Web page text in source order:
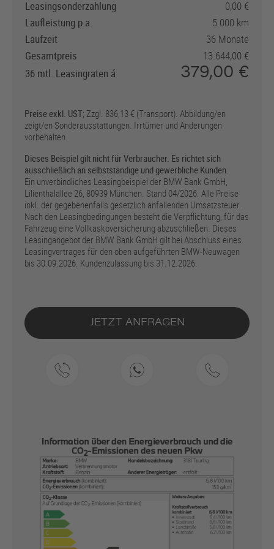
Assistant, Vorbereitung Fahrerassistenz I
Leasingsonderzahlung
0,00
Laufleistung p.a.
5.000 km
Laufzeit
36 Monate
Gesamtpreis
13.644,00
36 mtl. Leasingraten
379,00
Preise exkl. UST; Zzgl. 836,13 € (Transport). Abbildung/en
zeigt/en Sonderausstattungen. Irrtümer und Änderungen
vorbehalten.
Dieses Beispiel gilt nicht für Verbraucher. Es richtet sich
ausschließlich an selbstständige und gewerbliche Kunden.
Ein unverbindliches Leasingbeispiel der BMW Bank GmbH,
Lilienthalallee 26, 80939 München. Stand 04/2026. Alle Preise
inkl. der gegebenenfalls gesetzlich anfallenden Umsatzsteuer.
Nach den Leasingbedingungen besteht die Verpflichtung, für das
Fahrzeug eine Vollkaskoversicherung abzuschließen. Dieses
Leasingangebot der BMW Bank GmbH gilt bei Abschluss eines
Leasingvertrages für den oben aufgeführten BMW-Neuwagen
bis 30.09.2026. Kundenzulassung bis 31.12.2026.
JETZT ANFRAGEN